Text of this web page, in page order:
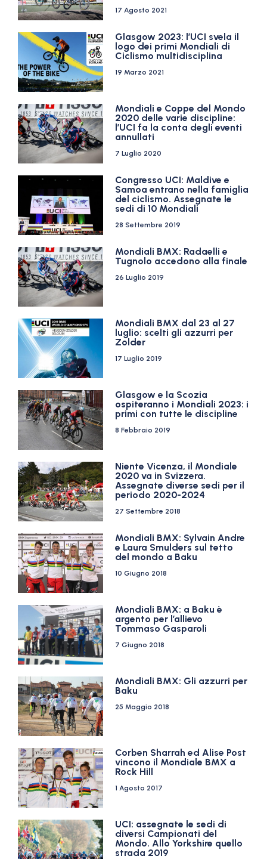
17 Agosto 2021
Glasgow 2023: l’UCI svela il
logo dei primi Mondiali di
Ciclismo multidisciplina
19 Marzo 2021
Mondiali e Coppe del Mondo
2020 delle varie discipline:
l’UCI fa la conta degli eventi
annullati
7 Luglio 2020
Congresso UCI: Maldive e
Samoa entrano nella famiglia
del ciclismo. Assegnate le
sedi di 10 Mondiali
28 Settembre 2019
Mondiali BMX: Radaelli e
Tugnolo accedono alla finale
26 Luglio 2019
Mondiali BMX dal 23 al 27
luglio: scelti gli azzurri per
Zolder
17 Luglio 2019
Glasgow e la Scozia
ospiteranno i Mondiali 2023: i
primi con tutte le discipline
8 Febbraio 2019
Niente Vicenza, il Mondiale
2020 va in Svizzera.
Assegnate diverse sedi per il
periodo 2020-2024
27 Settembre 2018
Mondiali BMX: Sylvain Andre
e Laura Smulders sul tetto
del mondo a Baku
10 Giugno 2018
Mondiali BMX: a Baku è
argento per l’allievo
Tommaso Gasparoli
7 Giugno 2018
Mondiali BMX: Gli azzurri per
Baku
25 Maggio 2018
Corben Sharrah ed Alise Post
vincono il Mondiale BMX a
Rock Hill
1 Agosto 2017
UCI: assegnate le sedi di
diversi Campionati del
Mondo. Allo Yorkshire quello
strada 2019